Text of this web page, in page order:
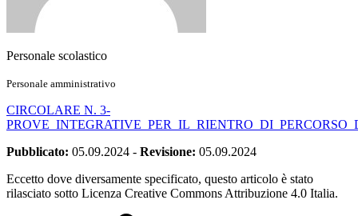
Personale scolastico
Personale amministrativo
CIRCOLARE N. 3-
Pubblicato: 05.09.2024 - Revisione: 05.09.2024
Eccetto dove diversamente specificato, questo articolo è stato
rilasciato sotto Licenza Creative Commons Attribuzione 4.0 Italia.